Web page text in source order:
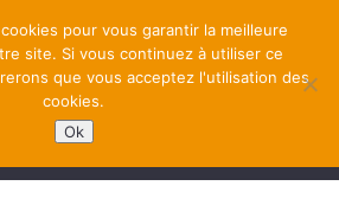
pour vous garantir la meilleure
site. Si vous continuez à utiliser ce
que vous acceptez l'utilisation des
cookies.
Ok